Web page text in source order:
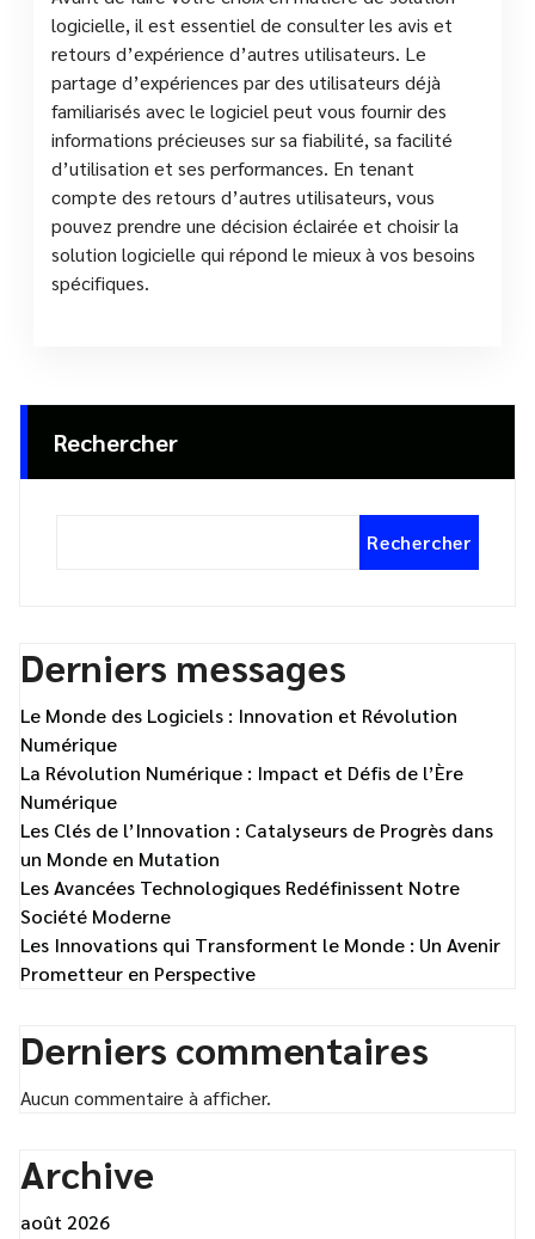
logicielle, il est essentiel de consulter les avis et
retours d’expérience d’autres utilisateurs. Le
partage d’expériences par des utilisateurs déjà
familiarisés avec le logiciel peut vous fournir des
informations précieuses sur sa fiabilité, sa facilité
d’utilisation et ses performances. En tenant
compte des retours d’autres utilisateurs, vous
pouvez prendre une décision éclairée et choisir la
solution logicielle qui répond le mieux à vos besoins
spécifiques.
Rechercher
Rechercher
Derniers messages
Le Monde des Logiciels : Innovation et Révolution
Numérique
La Révolution Numérique : Impact et Défis de l’Ère
Numérique
Les Clés de l’Innovation : Catalyseurs de Progrès dans
un Monde en Mutation
Les Avancées Technologiques Redéfinissent Notre
Société Moderne
Les Innovations qui Transforment le Monde : Un Avenir
Prometteur en Perspective
Derniers commentaires
Aucun commentaire à afficher.
Archive
août 2026